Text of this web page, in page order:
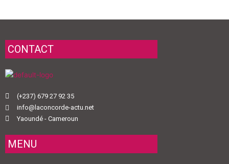
CONTACT
(+237) 679 27 92 35
info@laconcorde-actu.net
Yaoundé - Cameroun
MENU